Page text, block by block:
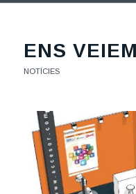
ENS
NOTÍCIES